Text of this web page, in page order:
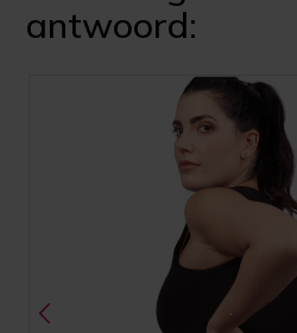
antwoord: